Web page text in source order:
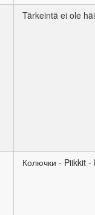
Tärkeintä ei ole
Колючки - Piikkit -